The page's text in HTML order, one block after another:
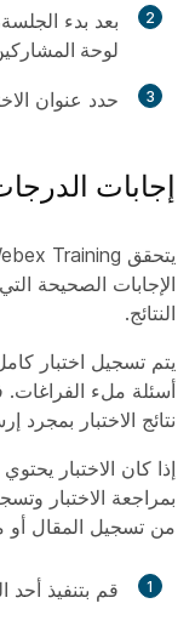
2 بعد بدء
لوحة
3 حدد عنوان
إجابات
الإجابات الصحيحة
النتائج.
يتم تسجيل اختبار
أسئلة ملء
نتائج الاختبار بمجرد
إذا كان الاختبار
بمراجعة الاختبار
من تسجيل المقال أو
1
قم بتنفيذ أحد